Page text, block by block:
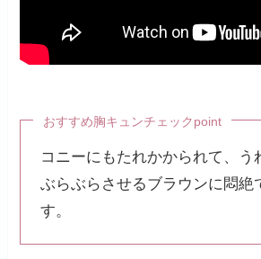
おすすめ胸キュンチェックpoint
コニーにもたれかかられて、う
ぶらぶらさせるブラウンに悶絶
す。